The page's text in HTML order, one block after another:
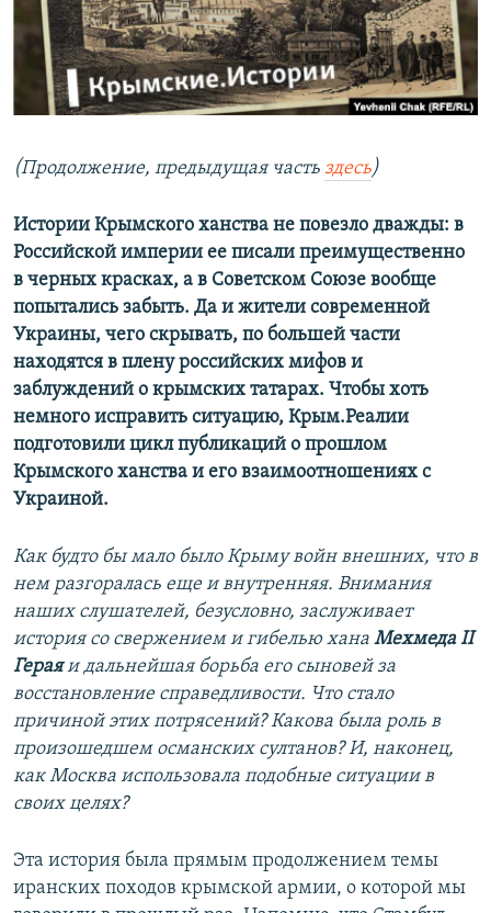
ПОБЕДИТЕЛЕЙ НЕ СУДЯТ?
КРЫМ.НЕПОКОРЕННЫЙ
ELIFBE
ПРИСОЕДИНЯЙТЕСЬ!
Все сайты RFE/RL
(Продолжение, предыдущая часть здесь)
Истории Крымского ханства не повезло дважды: в
Российской империи ее писали преимущественно
в черных красках, а в Советском Союзе вообще
попытались забыть. Да и жители современной
Украины, чего скрывать, по большей части
находятся в плену российских мифов и
заблуждений о крымских татарах. Чтобы хоть
немного исправить ситуацию, Крым.Реалии
подготовили цикл публикаций о прошлом
Крымского ханства и его взаимоотношениях с
Украиной.
Как будто бы мало было Крыму войн внешних, что в
нем разгоралась еще и внутренняя. Внимания
наших слушателей, безусловно, заслуживает
история со свержением и гибелью хана Мехмеда ІІ
Гераяи дальнейшая борьба его сыновей за
восстановление справедливости. Что стало
причиной этих потрясений? Какова была роль в
произошедшем османских султанов? И, наконец,
как Москва использовала подобные ситуации в
своих целях?
Эта история была прямым продолжением темы
иранских походов крымской армии, о которой мы